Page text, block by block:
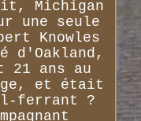
Michigan
une seule
Knowles
d'Oakland,
21 ans au
et était
ferrant ?